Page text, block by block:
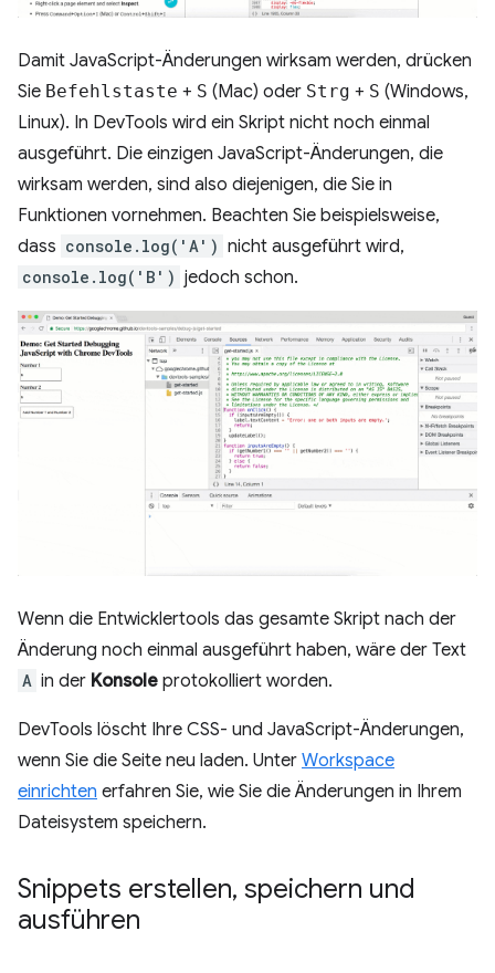
Damit JavaScript-Änderungen wirksam werden, drücken
Sie Befehlstaste + S (Mac) oder Strg + S (Windows,
Linux). In DevTools wird ein Skript nicht noch einmal
ausgeführt. Die einzigen JavaScript-Änderungen, die
wirksam werden, sind also diejenigen, die Sie in
Funktionen vornehmen. Beachten Sie beispielsweise,
dass console.log('A') nicht ausgeführt wird,
console.log('B') jedoch schon.
Wenn die Entwicklertools das gesamte Skript nach der
Änderung noch einmal ausgeführt haben, wäre der Text
A in der Konsole protokolliert worden.
DevTools löscht Ihre CSS- und JavaScript-Änderungen,
wenn Sie die Seite neu laden. Unter Workspace
einrichten erfahren Sie, wie Sie die Änderungen in Ihrem
Dateisystem speichern.
Snippets erstellen, speichern und
ausführen